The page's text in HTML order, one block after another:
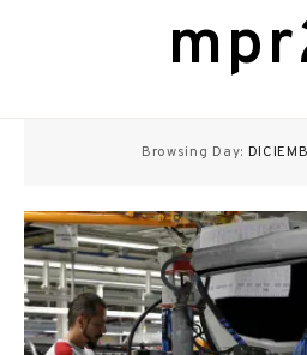
Browsing Day: